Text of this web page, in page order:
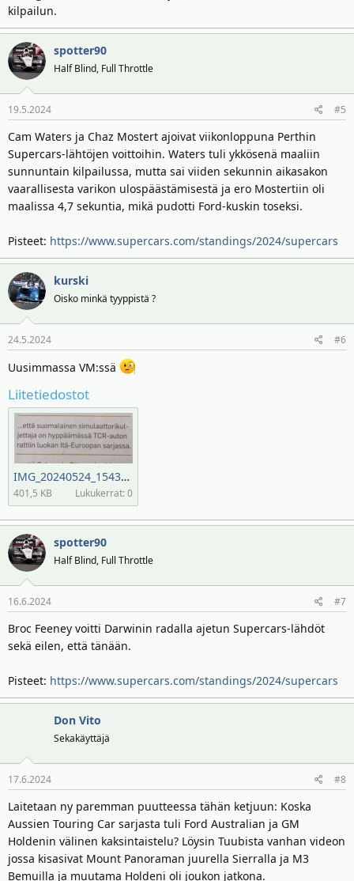
kilpailun.
spotter90
Half Blind, Full Throttle
19.5.2024 #5
Cam Waters ja Chaz Mostert ajoivat viikonloppuna Perthin
Supercars-lähtöjen voittoihin. Waters tuli ykkösenä maaliin
sunnuntain kilpailussa, mutta sai viiden sekunnin aikasakon
vaarallisesta varikon ulospäästämisestä ja ero Mostertiin oli
maalissa 4,7 sekuntia, mikä pudotti Ford-kuskin toseksi.
Pisteet: https://www.supercars.com/standings/2024/supercars
kurski
Oisko minkä tyyppistä ?
24.5.2024 #6
Uusimmassa VM:ssä
Liitetiedostot
IMG_20240524_154340.jpg
401,5 KB Lukukerrat: 0
spotter90
Half Blind, Full Throttle
16.6.2024 #7
Broc Feeney voitti Darwinin radalla ajetun Supercars-lähdöt
sekä eilen, että tänään.
Pisteet: https://www.supercars.com/standings/2024/supercars
Don Vito
Sekakäyttäjä
17.6.2024 #8
Laitetaan ny paremman puutteessa tähän ketjuun: Koska
Aussien Touring Car sarjasta tuli Ford Australian ja GM
Holdenin välinen kaksintaistelu? Löysin Tuubista vanhan videon
jossa kisasivat Mount Panoraman juurella Sierralla ja M3
Bemuilla ja muutama Holdeni oli joukon jatkona.